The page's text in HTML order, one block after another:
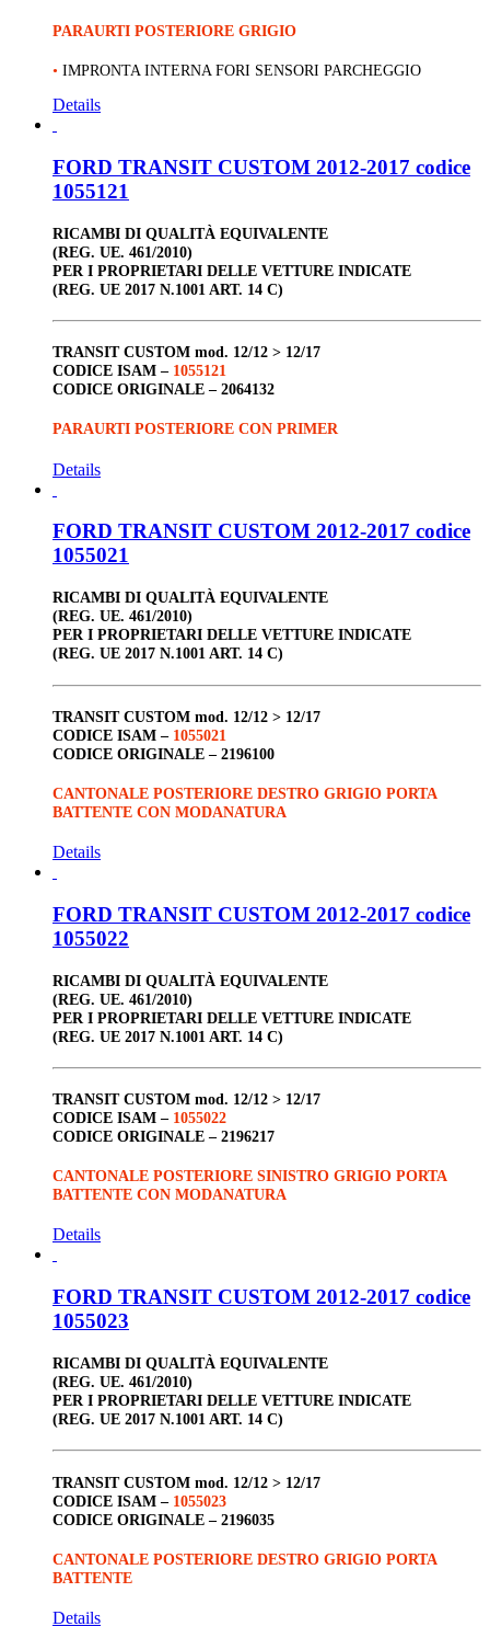
PARAURTI POSTERIORE GRIGIO
• IMPRONTA INTERNA FORI SENSORI PARCHEGGIO
Details
FORD TRANSIT CUSTOM 2012-2017 codice
1055121
RICAMBI DI QUALITÀ EQUIVALENTE
(REG. UE. 461/2010)
PER I PROPRIETARI DELLE VETTURE INDICATE
(REG. UE 2017 N.1001 ART. 14 C)
TRANSIT CUSTOM mod. 12/12 > 12/17
CODICE ISAM – 1055121
CODICE ORIGINALE – 2064132
PARAURTI POSTERIORE CON PRIMER
Details
FORD TRANSIT CUSTOM 2012-2017 codice
1055021
RICAMBI DI QUALITÀ EQUIVALENTE
(REG. UE. 461/2010)
PER I PROPRIETARI DELLE VETTURE INDICATE
(REG. UE 2017 N.1001 ART. 14 C)
TRANSIT CUSTOM mod. 12/12 > 12/17
CODICE ISAM – 1055021
CODICE ORIGINALE – 2196100
CANTONALE POSTERIORE DESTRO GRIGIO PORTA
BATTENTE CON MODANATURA
Details
FORD TRANSIT CUSTOM 2012-2017 codice
1055022
RICAMBI DI QUALITÀ EQUIVALENTE
(REG. UE. 461/2010)
PER I PROPRIETARI DELLE VETTURE INDICATE
(REG. UE 2017 N.1001 ART. 14 C)
TRANSIT CUSTOM mod. 12/12 > 12/17
CODICE ISAM – 1055022
CODICE ORIGINALE – 2196217
CANTONALE POSTERIORE SINISTRO GRIGIO PORTA
BATTENTE CON MODANATURA
Details
FORD TRANSIT CUSTOM 2012-2017 codice
1055023
RICAMBI DI QUALITÀ EQUIVALENTE
(REG. UE. 461/2010)
PER I PROPRIETARI DELLE VETTURE INDICATE
(REG. UE 2017 N.1001 ART. 14 C)
TRANSIT CUSTOM mod. 12/12 > 12/17
CODICE ISAM – 1055023
CODICE ORIGINALE – 2196035
CANTONALE POSTERIORE DESTRO GRIGIO PORTA
BATTENTE
Details